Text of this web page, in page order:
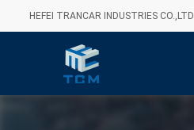
HEFEI TRANCAR INDUSTRIES CO.,LTD